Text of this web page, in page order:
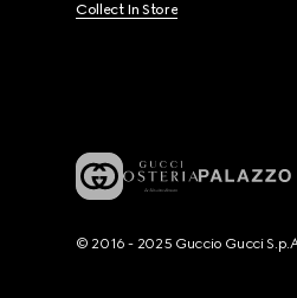
Collect In Store
© 2016 - 2025 Guccio Gucci